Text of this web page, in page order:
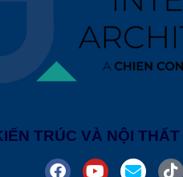
TRÚC VÀ NỘI